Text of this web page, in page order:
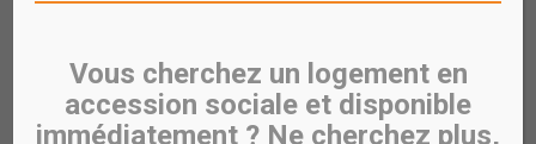
Des prix de vente plafonnés
Les plafonds de prix de vente applicables à
Vous cherchez un logement en
accession sociale et disponible
immédiatement ? Ne cherchez plus,